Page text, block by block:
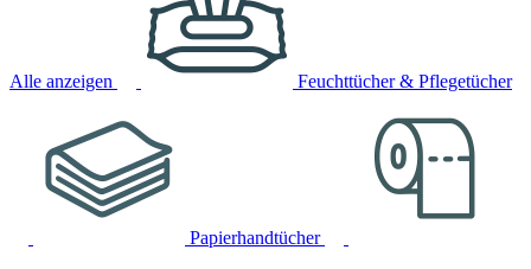
Alle anzeigen Feuchttücher & Pflegetücher
Papierhandtücher